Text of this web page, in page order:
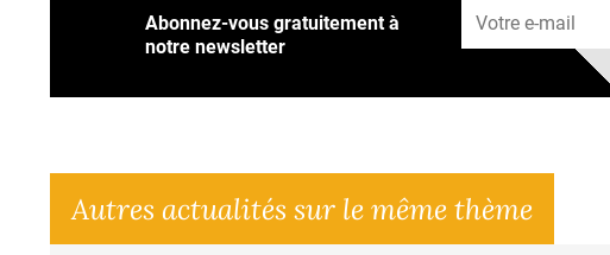
Abonnez-vous gratuitement à
notre newsletter
Autres actualités sur le même thème